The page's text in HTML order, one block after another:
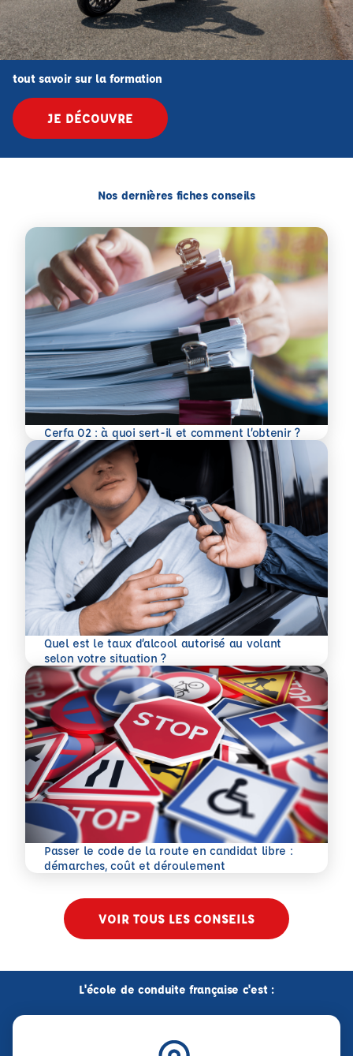
tout savoir sur la formation
JE DÉCOUVRE
Nos dernières fiches conseils
Cerfa 02 : à quoi sert-il et comment l’obtenir ?
En savoir plus
Quel est le taux d’alcool autorisé au volant
selon votre situation ?
En savoir plus
Passer le code de la route en candidat libre :
démarches, coût et déroulement
En savoir plus
VOIR TOUS LES CONSEILS
L'école de conduite française c'est :